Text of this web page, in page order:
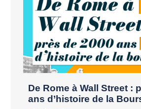
De Rome à Wall Street :
ans d’histoire de la